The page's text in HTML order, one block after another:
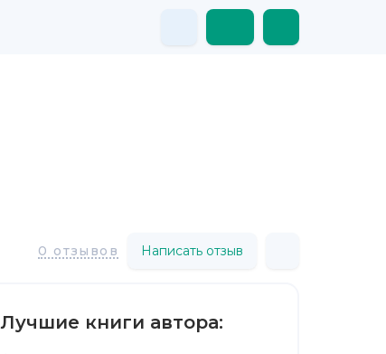
0 отзывов Написать отзыв
Лучшие книги автора: